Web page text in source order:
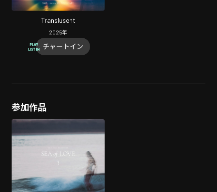
Translusent
2025年
チャートイン
参加作品